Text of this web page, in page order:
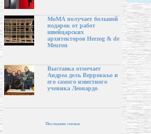
МоМА получает большой
подарок от работ
швейцарских
архитекторов Herzog & de
Meuron
Выставка отмечает
Андреа дель Верроккьо и
его самого известного
ученика Леонардо
Последние статьи